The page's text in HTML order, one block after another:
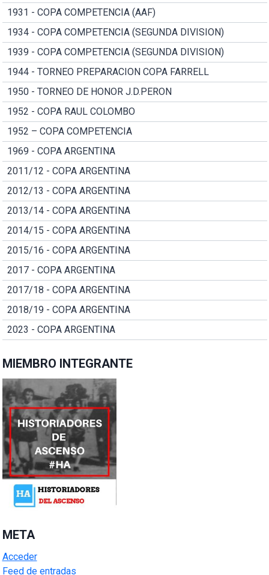
1931 - COPA COMPETENCIA (AAF)
1934 - COPA COMPETENCIA (SEGUNDA DIVISION)
1939 - COPA COMPETENCIA (SEGUNDA DIVISION)
1944 - TORNEO PREPARACION COPA FARRELL
1950 - TORNEO DE HONOR J.D.PERON
1952 - COPA RAUL COLOMBO
1952 – COPA COMPETENCIA
1969 - COPA ARGENTINA
2011/12 - COPA ARGENTINA
2012/13 - COPA ARGENTINA
2013/14 - COPA ARGENTINA
2014/15 - COPA ARGENTINA
2015/16 - COPA ARGENTINA
2017 - COPA ARGENTINA
2017/18 - COPA ARGENTINA
2018/19 - COPA ARGENTINA
2023 - COPA ARGENTINA
MIEMBRO INTEGRANTE
META
Acceder
Feed de entradas